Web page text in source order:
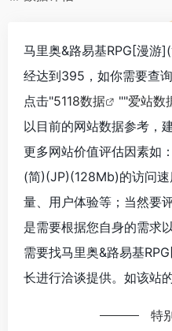
马里奥&路易基RPG[漫游
经达到395，如你需要查
点击"5118数据 ""爱站数
以目前的网站数据参考，
更多网站价值评估因素如
(简)(JP)(128Mb)的访问
量、用户体验等；当然要
是需要根据您自身的需求
需要找马里奥&路易基
长进行洽谈提供。如该站
特